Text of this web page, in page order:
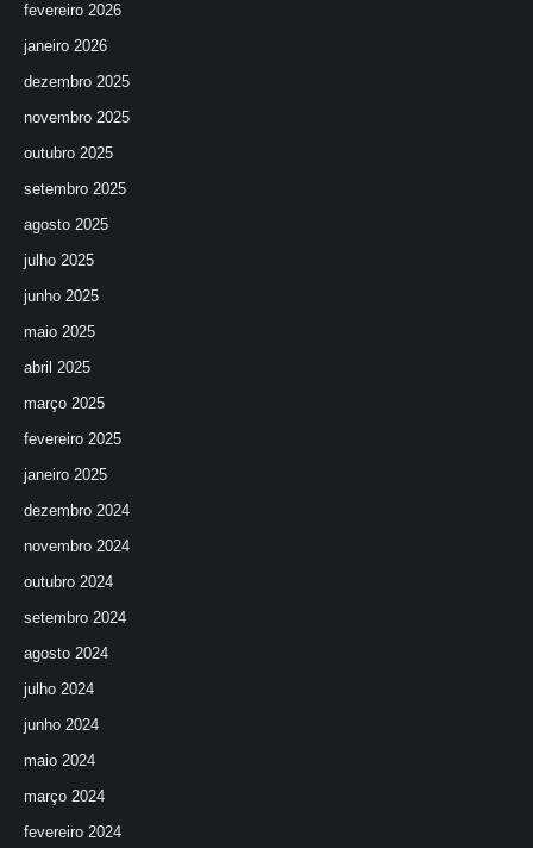
fevereiro 2026
janeiro 2026
dezembro 2025
novembro 2025
outubro 2025
setembro 2025
agosto 2025
julho 2025
junho 2025
maio 2025
abril 2025
março 2025
fevereiro 2025
janeiro 2025
dezembro 2024
novembro 2024
outubro 2024
setembro 2024
agosto 2024
julho 2024
junho 2024
maio 2024
março 2024
fevereiro 2024